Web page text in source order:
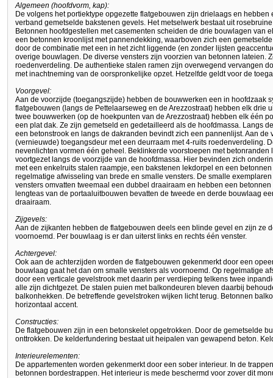
Algemeen (hoofdvorm, kap):
De volgens het portiektype opgezette flatgebouwen zijn drielaags en
verband gemetselde bakstenen gevels. Het metselwerk bestaat uit
Betonnen hoofdgestellen met casementen scheiden de drie bouwlagen van
een betonnen kroonlijst met pannendekking, waarboven zich een
door de combinatie met een in het zicht liggende (en zonder lijsten
overige bouwlagen. De diverse vensters zijn voorzien van betonnen lateien.
roedenverdeling. De authentieke stalen ramen zijn overwegend vervangen
met inachtneming van de oorspronkelijke opzet. Hetzelfde geldt voor de
Voorgevel:
Aan de voorzijde (toegangszijde) hebben de bouwwerken een in hoofdzaak
flatgebouwen (langs de Pettelaarseweg en de Arezzostraat) hebben elk drie
twee bouwwerken (op de hoekpunten van de Arezzostraat) hebben elk één
een plat dak. Ze zijn gemetseld en gedetailleerd als de hoofdmassa. Langs
een betonstrook en langs de dakranden bevindt zich een pannenlijst. Aan
(vernieuwde) toegangsdeur met een deurraam met 4-ruits roedenverdeling.
nevenlichten vormen één geheel. Beklinkerde voorstoepen met
voortgezet langs de voorzijde van de hoofdmassa. Hier bevinden zich
met een enkelruits stalen raampje, een bakstenen lekdorpel en een
regelmatige afwisseling van brede en smalle vensters. De smalle
vensters omvatten tweemaal een dubbel draairaam en hebben een
lengteas van de portaaluitbouwen bevatten de tweede en derde bouwlaag
draairaam.
Zijgevels:
Aan de zijkanten hebben de flatgebouwen deels een blinde gevel en zijn ze
voornoemd. Per bouwlaag is er dan uiterst links en rechts één venster.
Achtergevel:
Ook aan de achterzijden worden de flatgebouwen gekenmerkt door een
bouwlaag gaat het dan om smalle vensters als voornoemd. Op regelmatige
door een verticale gevelstrook met daarin per verdieping telkens twee
alle zijn dichtgezet. De stalen puien met balkondeuren bleven daarbij
balkonhekken. De betreffende gevelstroken wijken licht terug. Betonnen
horizontaal accent.
Constructies:
De flatgebouwen zijn in een betonskelet opgetrokken. Door de gemetselde
onttrokken. De kelderfundering bestaat uit heipalen van gewapend beton.
Interieurelementen:
De appartementen worden gekenmerkt door een sober interieur. In de
betonnen bordestrappen. Het interieur is mede beschermd voor zover dit